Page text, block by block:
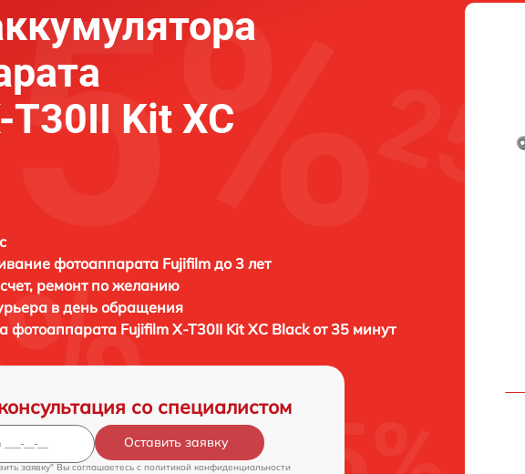
Kit XC
фотоаппарата Fujifilm до 3 лет
ремонт по желанию
в день обращения
фотоаппарата Fujifilm X-T30II Kit XC Black от 35 минут
со специалистом
Оставить заявку
заявку" Вы соглашаетесь c политикой конфиденциальности